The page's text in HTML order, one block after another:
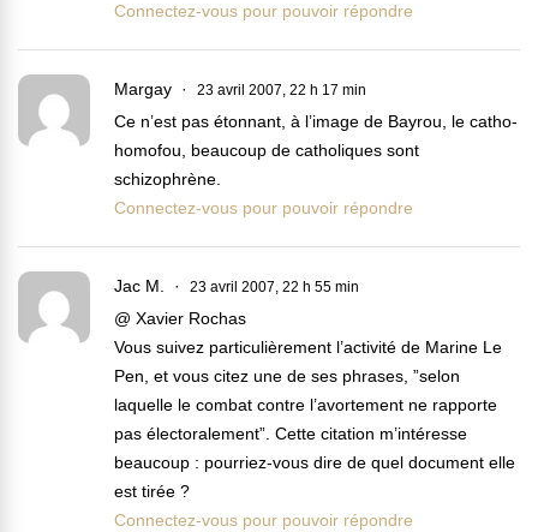
Connectez-vous pour pouvoir répondre
Margay 23 avril 2007, 22 h 17 min
Ce n’est pas étonnant, à l’image de Bayrou, le catho-
homofou, beaucoup de catholiques sont
schizophrène.
Connectez-vous pour pouvoir répondre
Jac M. 23 avril 2007, 22 h 55 min
@ Xavier Rochas
Vous suivez particulièrement l’activité de Marine Le
Pen, et vous citez une de ses phrases, ”selon
laquelle le combat contre l’avortement ne rapporte
pas électoralement”. Cette citation m’intéresse
beaucoup : pourriez-vous dire de quel document elle
est tirée ?
Connectez-vous pour pouvoir répondre